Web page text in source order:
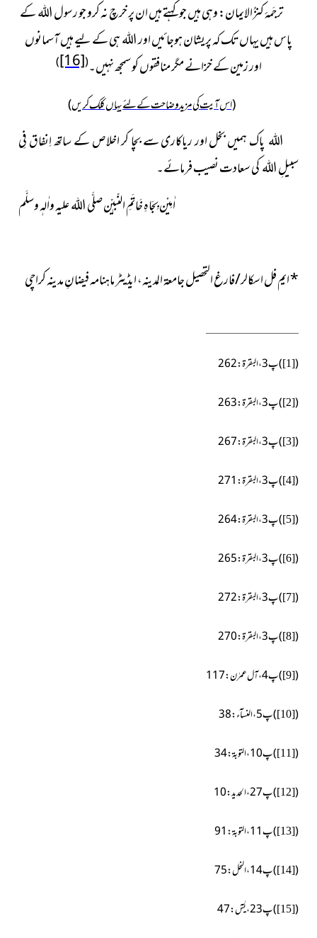
ترجَمۂ کنزُالایمان:وہی ہیں جو کہتے ہیں ان پر خرچ نہ کرو جو رسول اللہ کے
پاس ہیں یہاں تک کہ پریشان ہوجائیں اور اللہ ہی کے لیے ہیں آسمانوں
اور زمین کے خزانے مگر منافقوں کو سمجھ نہیں۔(
[16]
)
(اس آیت کی مزید وضاحت کے لئے یہاں کلک کریں)
اللہ پاک ہمیں بخل اور ریاکاری سے بچا کر اخلاص کے ساتھاِنفاق فِی
سبیلِ اللہ کی سعادت نصیب فرمائے۔
اٰمِیْن بِجَاہِ خَاتَمِ النّبیّٖن صلَّی اللہ علیہ واٰلہٖ وسلَّم
*ایم فل اسکالر/فارغ التحصیل جامعۃ المدینہ، ایڈیٹر ماہنامہ فیضانِ مدینہ کراچی
(
[1])پ3، البقرۃ:262
(
[2])پ3، البقرۃ:263
(
[3])پ3، البقرۃ:267
(
[4])پ3، البقرۃ:271
(
[5])پ3، البقرۃ:264
(
[6])پ3، البقرۃ:265
(
[7])پ3، البقرۃ:272
(
[8])پ3، البقرۃ:270
(
[9])پ4، آل عمرٰن:117
(
[10])پ5، النسآء:38
(
[11])پ10، التوبۃ: 34
(
[12])پ27، الحدید:10
(
[13])پ11، التوبۃ:91
(
[14])پ14، النحل:75
(
[15])پ23، یٰسٓ:47